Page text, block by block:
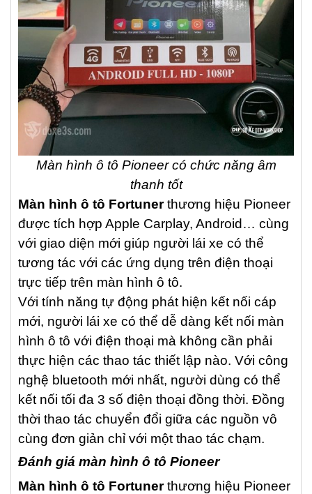
Màn hình ô tô Pioneer có chức năng âm
thanh tốt
Màn hình ô tô Fortunerthương hiệu Pioneer
được tích hợp Apple Carplay, Android… cùng
với giao diện mới giúp người lái xe có thể
tương tác với các ứng dụng trên điện thoại
trực tiếp trên màn hình ô tô.
Với tính năng tự động phát hiện kết nối cáp
mới, người lái xe có thể dễ dàng kết nối màn
hình ô tô với điện thoại mà không cần phải
thực hiện các thao tác thiết lập nào. Với công
nghệ bluetooth mới nhất, người dùng có thể
kết nối tối đa 3 số điện thoại đồng thời. Đồng
thời thao tác chuyển đổi giữa các nguồn vô
cùng đơn giản chỉ với một thao tác chạm.
Đánh giá màn hình ô tô Pioneer
Màn hình ô tô Fortunerthương hiệu Pioneer